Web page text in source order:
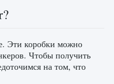
Эти коробки можно
Чтобы получить
на том, что